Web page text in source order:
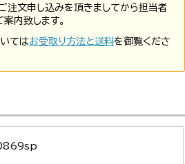
注文申し込みを頂きましてから担当者
内致します。
てはお受取り方法と送料を御覧くださ